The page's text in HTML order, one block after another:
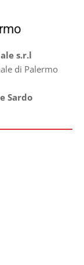
s.r.l
di Palermo
Sardo